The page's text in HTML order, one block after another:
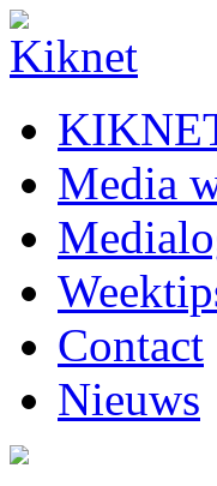
Media
Contact
Nieuws